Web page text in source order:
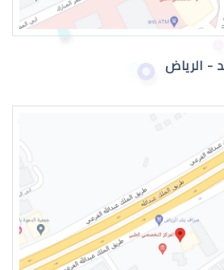
في العين